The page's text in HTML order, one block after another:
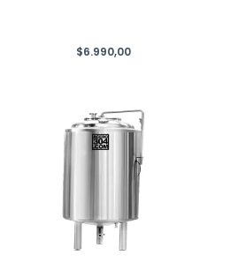
$6.990,00